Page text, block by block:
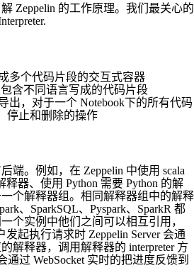
Zeppelin 的工作原理。我们最关心的
多个代码片段的交互式容器
含不同语言写成的代码片段
出，对于一个 Notebook下的所有代码
停止和删除的操作
端。例如，在 Zeppelin 中使用 scala
释器、使用 Python 需要 Python 的解
个解释器组。相同解释器组中的解释
、SparkSQL、Pyspark、SparkR 都
个实例中他们之间可以相互引用，
起执行请求时 Zeppelin Server 会通
解释器，调用解释器的 interpreter 方
通过 WebSocket 实时的把进度反馈到